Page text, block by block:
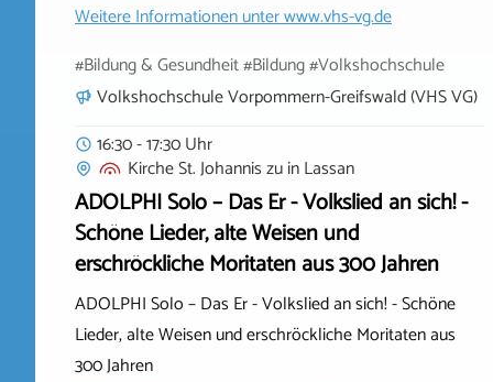
Weitere Informationen unterwww.vhs-vg.de
#Bildung & Gesundheit #Bildung #Volkshochschule
Volkshochschule Vorpommern-Greifswald (VHS VG)
16:30 - 17:30 Uhr
Kirche St. Johannis zuinLassan
ADOLPHI Solo – Das Er - Volkslied an sich! -
Schöne Lieder, alte Weisen und
erschröckliche Moritaten aus 300 Jahren
ADOLPHI Solo – Das Er - Volkslied an sich! - Schöne
Lieder, alte Weisen und erschröckliche Moritaten aus
300 Jahren